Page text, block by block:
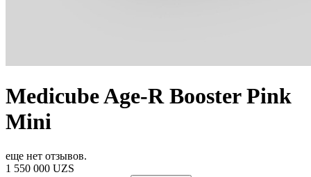
Medicube Age-R Booster Pink
Mini
еще нет отзывов.
1 550 000 UZS